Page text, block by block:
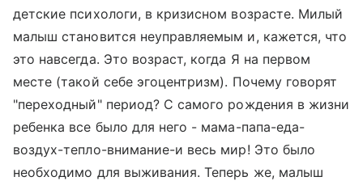
детские психологи, в кризисном возрасте. Милый
малыш становится неуправляемым и, кажется, что
это навсегда. Это возраст, когда Я на первом
месте (такой себе эгоцентризм). Почему говорят
"переходный" период? С самого рождения в жизни
ребенка все было для него - мама-папа-еда-
воздух-тепло-внимание-и весь мир! Это было
необходимо для выживания. Теперь же, малыш